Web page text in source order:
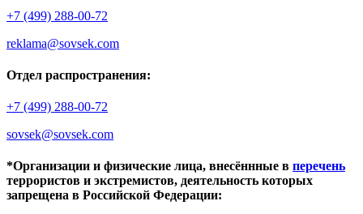
+7 (499) 288-00-72
reklama@sovsek.com
Отдел распространения:
+7 (499) 288-00-72
sovsek@sovsek.com
*Организации и физические лица, внесённные в перечень
террористов и экстремистов, деятельность которых
запрещена в Российской Федерации: